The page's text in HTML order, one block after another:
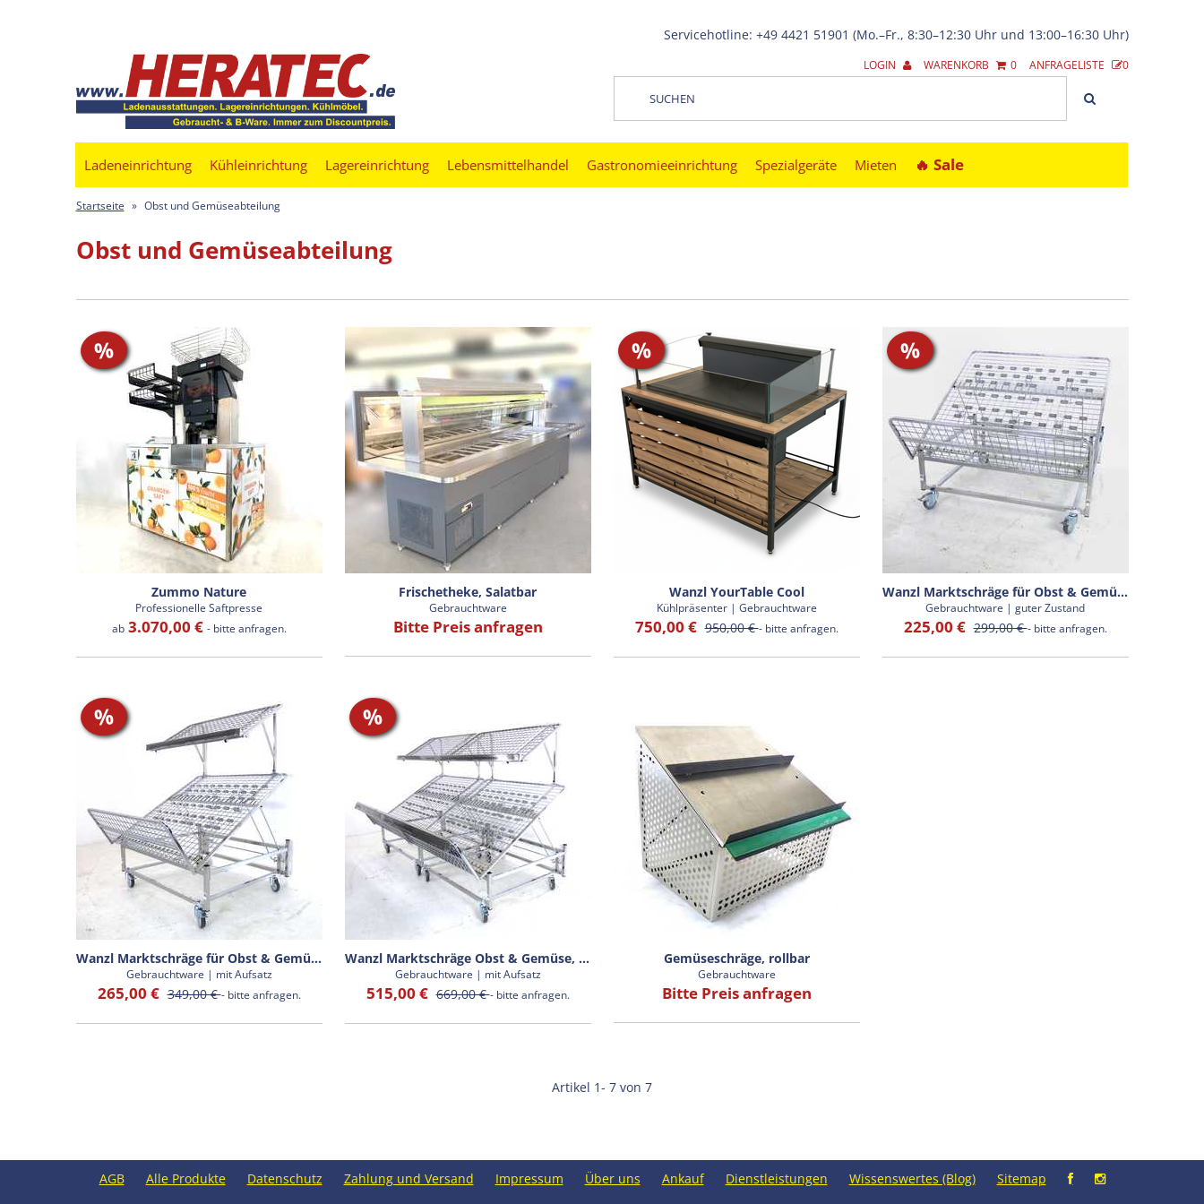
Servicehotline: +49 4421 51901 (Mo.–Fr., 8:30–12:30 Uhr und 13:00–16:30 Uhr)
LOGIN WARENKORB 0 ANFRAGELISTE 0
Ladeneinrichtung Kühleinrichtung Lagereinrichtung Lebensmittelhandel Gastronomieeinrichtung Spezialgeräte Mieten 🔥︎ Sale
Startseite » Obst und Gemüseabteilung
Obst und Gemüseabteilung
%
Zummo Nature
Professionelle Saftpresse
ab3.070,00 € - bitte anfragen.
Frischetheke, Salatbar
Gebrauchtware
Bitte Preis anfragen
%
Wanzl YourTable Cool
Kühlpräsenter | Gebrauchtware
750,00 € 950,00 €- bitte anfragen.
%
Wanzl Marktschräge für Obst & Gemüse
Gebrauchtware | guter Zustand
225,00 € 299,00 €- bitte anfragen.
%
Wanzl Marktschräge für Obst & Gemüse
Gebrauchtware | mit Aufsatz
265,00 € 349,00 €- bitte anfragen.
%
Wanzl Marktschräge Obst & Gemüse, 2er-Set
Gebrauchtware | mit Aufsatz
515,00 € 669,00 €- bitte anfragen.
Gemüseschräge, rollbar
Gebrauchtware
Bitte Preis anfragen
Artikel 1- 7 von 7
AGB Alle Produkte Datenschutz Zahlung und Versand Impressum Über uns Ankauf Dienstleistungen Wissenswertes (Blog) Sitemap